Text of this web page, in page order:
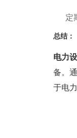
定
总结：
电力
备。
于电